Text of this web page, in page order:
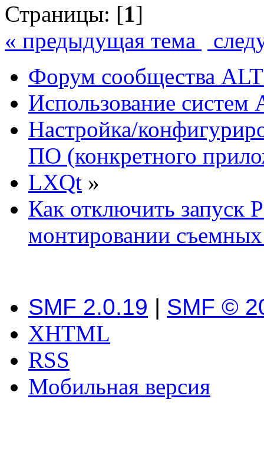
Страницы: [1]
« предыдущая тема
Форум сообщества
Использование систем
Настройка/
ПО (конкретного
LXQt »
Как отключить запуск
монтировании съемных
SMF 2.0.19 | SMF ©
XHTML
RSS
Мобильная версия